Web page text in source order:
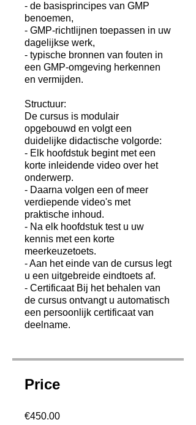
- de basisprincipes van GMP
benoemen,
- GMP-richtlijnen toepassen in uw
dagelijkse werk,
- typische bronnen van fouten in
een GMP-omgeving herkennen
en vermijden.
Structuur:
De cursus is modulair
opgebouwd en volgt een
duidelijke didactische volgorde:
- Elk hoofdstuk begint met een
korte inleidende video over het
onderwerp.
- Daarna volgen een of meer
verdiepende video's met
praktische inhoud.
- Na elk hoofdstuk test u uw
kennis met een korte
meerkeuzetoets.
- Aan het einde van de cursus legt
u een uitgebreide eindtoets af.
- Certificaat Bij het behalen van
de cursus ontvangt u automatisch
een persoonlijk certificaat van
deelname.
Price
€450.00